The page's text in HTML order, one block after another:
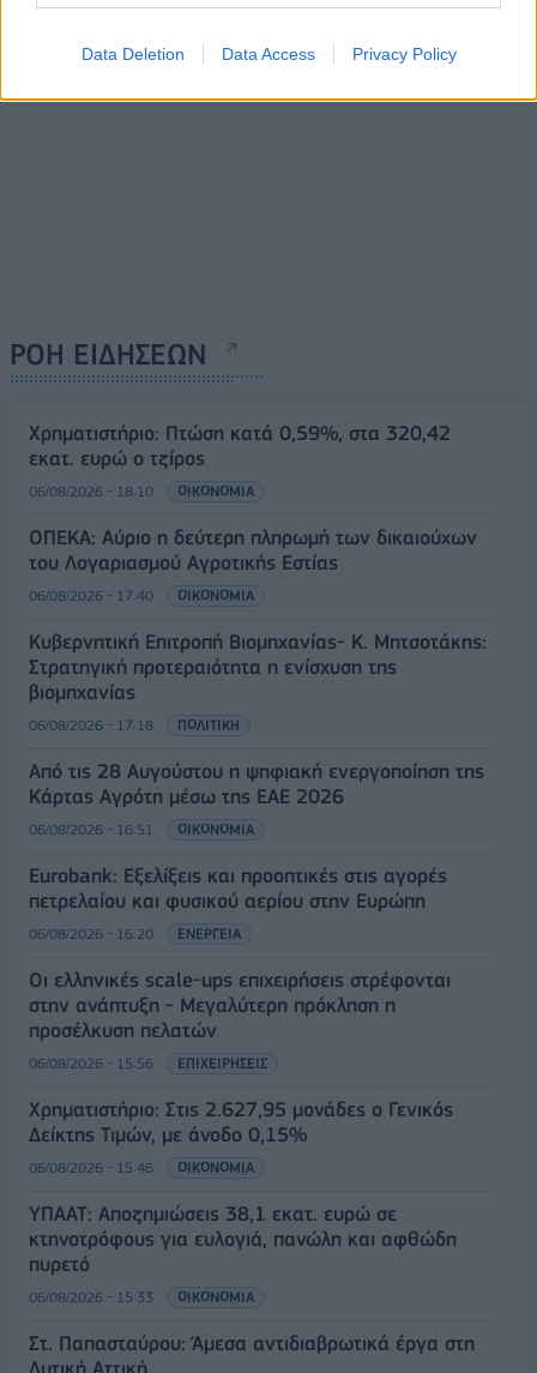
Data Deletion Data Access Privacy Policy
ΡΟΗ ΕΙΔΗΣΕΩΝ
Χρηματιστήριο: Πτώση κατά 0,59%, στα 320,42
εκατ. ευρώ ο τζίρος
06/08/2026 - 18:10 ΟΙΚΟΝΟΜΙΑ
ΟΠΕΚΑ: Αύριο η δεύτερη πληρωμή των δικαιούχων
του Λογαριασμού Αγροτικής Εστίας
06/08/2026 - 17:40 ΟΙΚΟΝΟΜΙΑ
Κυβερνητική Επιτροπή Βιομηχανίας- Κ. Μητσοτάκης:
Στρατηγική προτεραιότητα η ενίσχυση της
βιομηχανίας
06/08/2026 - 17:18 ΠΟΛΙΤΙΚΗ
Από τις 28 Αυγούστου η ψηφιακή ενεργοποίηση της
Κάρτας Αγρότη μέσω της ΕΑΕ 2026
06/08/2026 - 16:51 ΟΙΚΟΝΟΜΙΑ
Eurobank: Εξελίξεις και προοπτικές στις αγορές
πετρελαίου και φυσικού αερίου στην Ευρώπη
06/08/2026 - 16:20 ΕΝΕΡΓΕΙΑ
Οι ελληνικές scale-ups επιχειρήσεις στρέφονται
στην ανάπτυξη - Μεγαλύτερη πρόκληση η
προσέλκυση πελατών
06/08/2026 - 15:56 ΕΠΙΧΕΙΡΗΣΕΙΣ
Χρηματιστήριο: Στις 2.627,95 μονάδες ο Γενικός
Δείκτης Τιμών, με άνοδο 0,15%
06/08/2026 - 15:46 ΟΙΚΟΝΟΜΙΑ
ΥΠΑΑΤ: Αποζημιώσεις 38,1 εκατ. ευρώ σε
κτηνοτρόφους για ευλογιά, πανώλη και αφθώδη
πυρετό
06/08/2026 - 15:33 ΟΙΚΟΝΟΜΙΑ
Στ. Παπασταύρου: Άμεσα αντιδιαβρωτικά έργα στη